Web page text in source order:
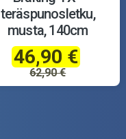
teräspunosletku,
musta, 140cm
46,90 €
62,90 €